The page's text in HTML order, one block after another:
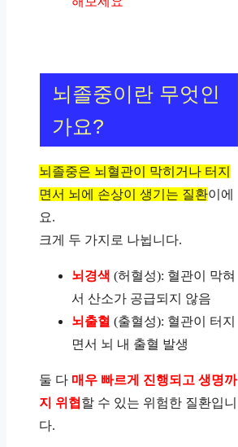
뇌졸중이란 무엇인
가요?
뇌졸중은 뇌혈관이 막히거나 터지
면서 뇌에 손상이 생기는 질환이에
요.
크게 두 가지로 나뉩니다.
뇌경색 (허혈성): 혈관이 막혀
서 산소가 공급되지 않음
뇌출혈 (출혈성): 혈관이 터지
면서 뇌 내 출혈 발생
둘 다 매우 빠르게 진행되고 생명까
지 위협 할 수 있는 위험한 질환입니
다.